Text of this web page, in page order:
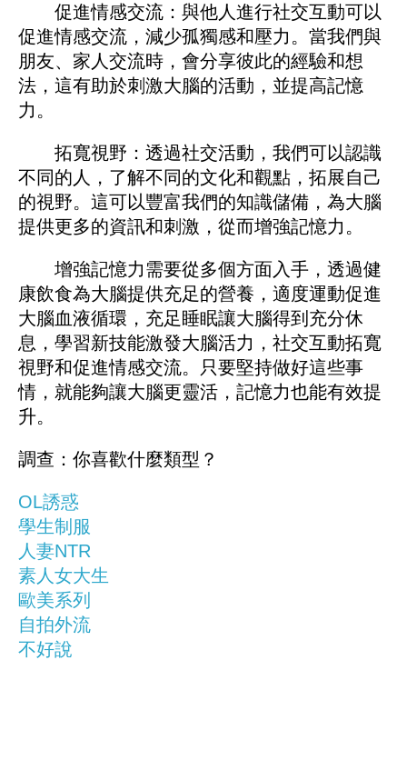
促進情感交流：與他人進行社交互動可以
促進情感交流，減少孤獨感和壓力。當我們與
朋友、家人交流時，會分享彼此的經驗和想
法，這有助於刺激大腦的活動，並提高記憶
力。
拓寬視野：透過社交活動，我們可以認識
不同的人，了解不同的文化和觀點，拓展自己
的視野。這可以豐富我們的知識儲備，為大腦
提供更多的資訊和刺激，從而增強記憶力。
增強記憶力需要從多個方面入手，透過健
康飲食為大腦提供充足的營養，適度運動促進
大腦血液循環，充足睡眠讓大腦得到充分休
息，學習新技能激發大腦活力，社交互動拓寬
視野和促進情感交流。只要堅持做好這些事
情，就能夠讓大腦更靈活，記憶力也能有效提
升。
調查：你喜歡什麼類型？
OL誘惑
學生制服
人妻NTR
素人女大生
歐美系列
自拍外流
不好說